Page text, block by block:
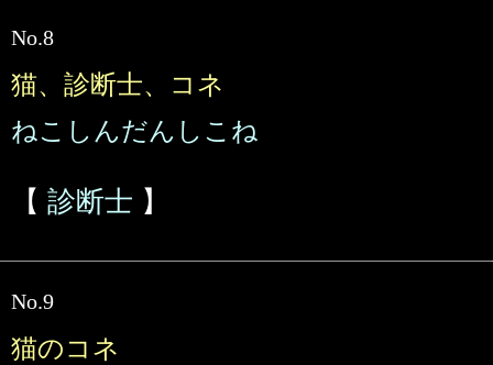
No.8
猫、診断士、コネ
ねこしんだんしこね
【 診断士 】
No.9
猫のコネ